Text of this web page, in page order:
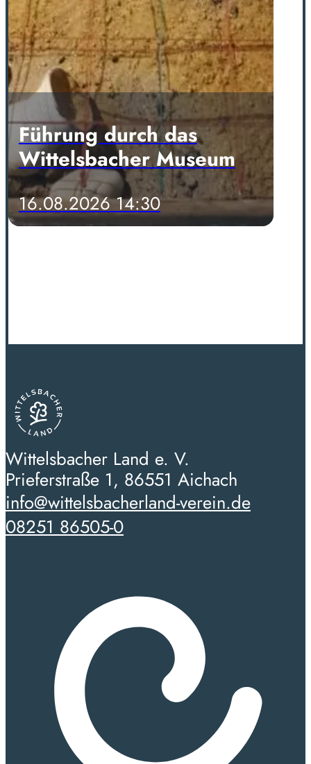
Führung durch das
Wittelsbacher Museum
16.08.2026 14:30
Wittelsbacher Land e. V.
Prieferstraße 1, 86551 Aichach
info@wittelsbacherland-verein.de
08251 86505-0